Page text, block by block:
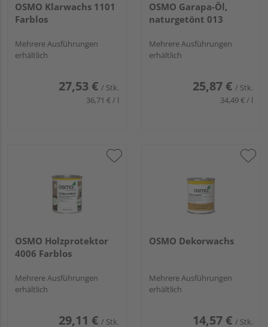
OSMO Klarwachs 1101
Farblos
Mehrere Ausführungen
erhältlich
27,53 € / Stk.
36,71 € / l
OSMO Garapa-Öl,
naturgetönt 013
Mehrere Ausführungen
erhältlich
25,87 € / Stk.
34,49 € / l
OSMO Holzprotektor
4006 Farblos
Mehrere Ausführungen
erhältlich
29,11 € / Stk.
OSMO Dekorwachs
Mehrere Ausführungen
erhältlich
14,57 € / Stk.